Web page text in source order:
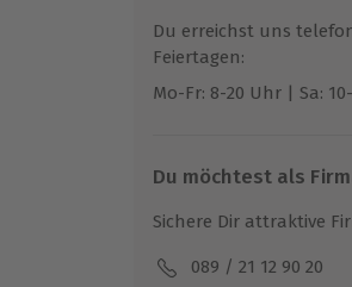
Du erreichst uns
Feiertagen:
Mo-Fr: 8-20 Uhr | Sa:
Du möchtest als
Sichere Dir attraktive
089 / 21 12 90 20